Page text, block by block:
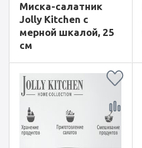
Миска-салатник
Jolly Kitchen с
мерной шкалой, 25
см